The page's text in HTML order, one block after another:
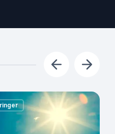
Forrige
Næste